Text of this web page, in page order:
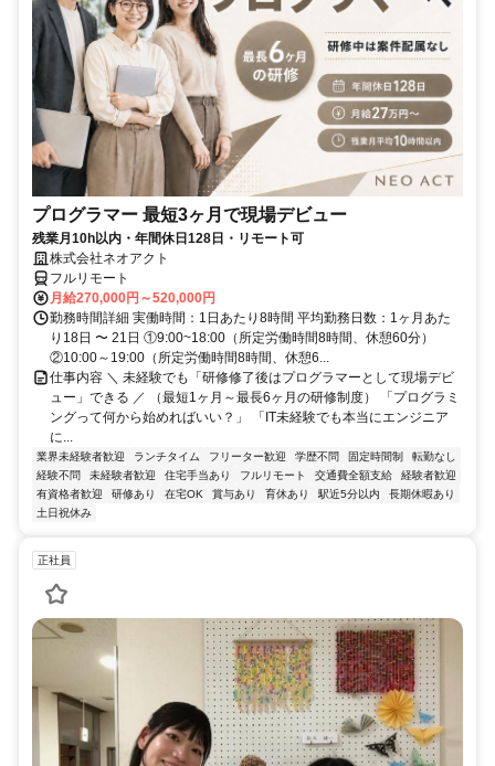
プログラマー 最短3ヶ月で現場デビュー
残業月10h以内・年間休日128日・リモート可
株式会社ネオアクト
フルリモート
月給270,000円～520,000円
勤務時間詳細 実働時間：1日あたり8時間 平均勤務日数：1ヶ月あた
り18日 〜 21日 ①9:00~18:00（所定労働時間8時間、休憩60分）
②10:00～19:00（所定労働時間8時間、休憩6...
仕事内容 ＼ 未経験でも「研修修了後はプログラマーとして現場デビ
ュー」できる ／ （最短1ヶ月～最長6ヶ月の研修制度） 「プログラミ
ングって何から始めればいい？」 「IT未経験でも本当にエンジニア
に...
業界未経験者歓迎 ランチタイム フリーター歓迎 学歴不問 固定時間制
転勤なし
経験不問
未経験者歓迎 住宅手当あり フルリモート 交通費全額支給
経験者歓迎
有資格者歓迎
研修あり 在宅OK 賞与あり 育休あり 駅近5分以内
長期休暇あり
土日祝休み
正社員